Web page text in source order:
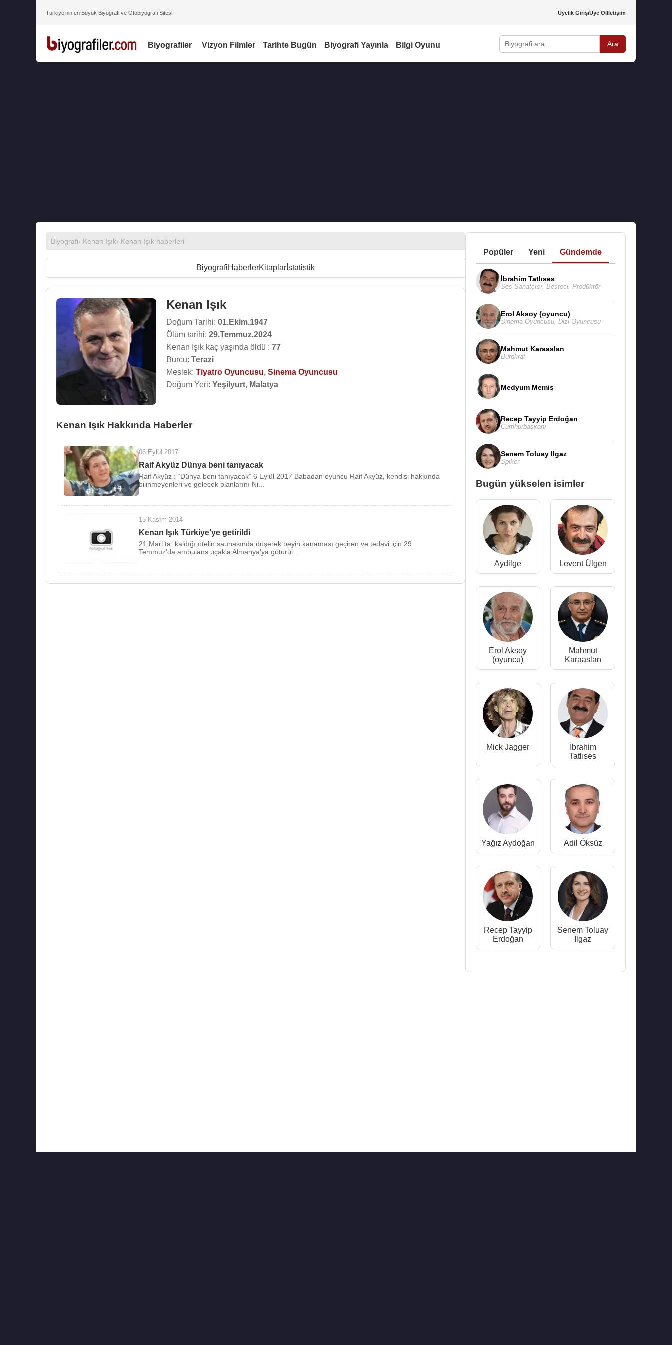
Türkiye’nin en Büyük Biyografi ve Otobiyografi Sitesi Üyelik GirişiÜye Olİletişim
Biyografiler Vizyon Filmler Tarihte Bugün Biyografi Yayınla Bilgi Oyunu Ara
Biyografi› Kenan Işık› Kenan Işık haberleri
BiyografiHaberlerKitaplarİstatistik
Kenan Işık
Doğum Tarihi: 01.Ekim.1947
Ölüm tarihi: 29.Temmuz.2024
Kenan Işık kaç yaşında öldü : 77
Burcu: Terazi
Meslek: Tiyatro Oyuncusu, Sinema Oyuncusu
Doğum Yeri: Yeşilyurt, Malatya
Kenan Işık Hakkında Haberler
06 Eylül 2017
Raif Akyüz Dünya beni tanıyacak
Raif Akyüz : “Dünya beni tanıyacak” 6 Eylül 2017 Babadan oyuncu Raif Akyüz, kendisi hakkında
bilinmeyenleri ve gelecek planlarını Ni...
15 Kasım 2014
Kenan Işık Türkiye’ye getirildi
21 Mart’ta, kaldığı otelin saunasında düşerek beyin kanaması geçiren ve tedavi için 29
Temmuz’da ambulans uçakla Almanya’ya götürül...
Popüler Yeni Gündemde
İbrahim Tatlıses
Ses Sanatçısı Besteci, Prodüktör
Erol Aksoy (oyuncu)
Sinema Oyuncusu, Dizi Oyuncusu
Mahmut Karaaslan
Bürokrat
Medyum Memiş
Recep Tayyip Erdoğan
Cumhurbaşkanı
Senem Toluay Ilgaz
Spiker
Bugün yükselen isimler
Aydilge Levent Ülgen
Erol Aksoy
(oyuncu)
Mahmut
Karaaslan
Mick Jagger
İbrahim
Tatlıses
Yağız Aydoğan Adil Öksüz
Recep Tayyip
Erdoğan
Senem Toluay
Ilgaz